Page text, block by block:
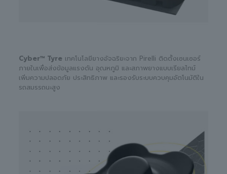
Cyber™ Tyre เทคโนโลยียางอัจฉริยะจาก Pirelli ติดตั้งเซนเซอร์
ภายในเพื่อส่งข้อมูลแรงดัน อุณหภูมิ และสภาพยางแบบเรียลไทม์
เพิ่มความปลอดภัย ประสิทธิภาพ และรองรับระบบควบคุมอัตโนมัติใน
รถสมรรถนะสูง